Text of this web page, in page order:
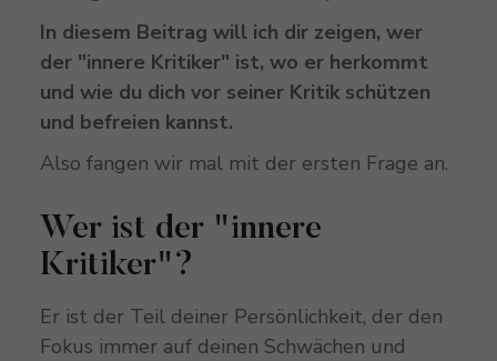
In diesem Beitrag will ich dir zeigen, wer
der "innere Kritiker" ist, wo er herkommt
und wie du dich vor seiner Kritik schützen
und befreien kannst.
Also fangen wir mal mit der ersten Frage an.
Wer ist der "innere
Kritiker"?
Er ist der Teil deiner Persönlichkeit, der den
Fokus immer auf deinen Schwächen und